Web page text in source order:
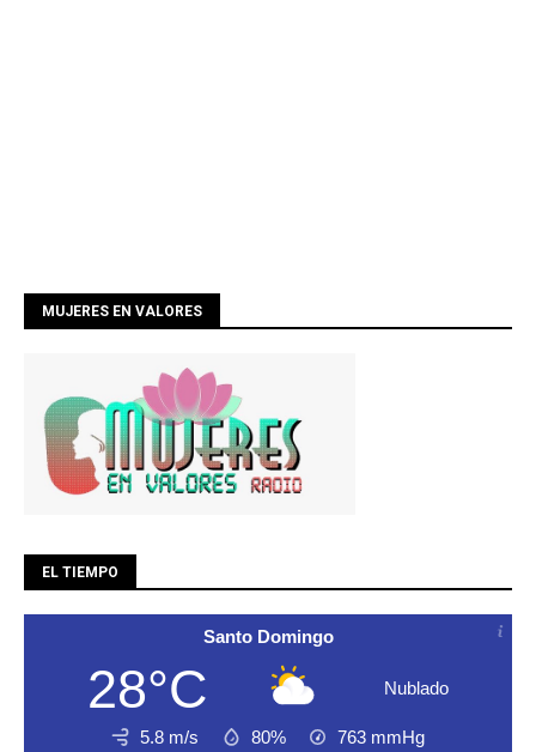
MUJERES EN VALORES
EL TIEMPO
Santo Domingo
28°C Nublado
5.8 m/s 80% 763 mmHg